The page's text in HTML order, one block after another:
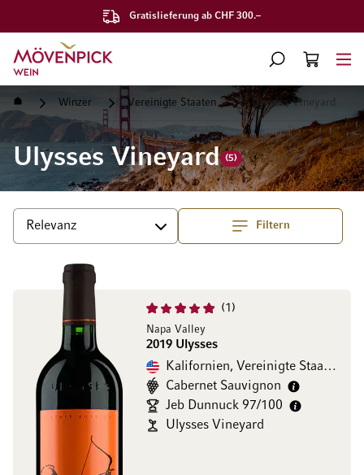
Gratislieferung ab CHF 300.–
Zur Startseite
SUCHE
WARENKORB
Startseite Winzer Vereinigte Staaten Ulysses Vineyard
Ulysses Vineyard (5)
Filtern
SortierenTop
1
Napa Valley
2019 Ulysses
Kalifornien, Vereinigte Staaten
Cabernet Sauvignon
Jeb Dunnuck 97/100
Ulysses Vineyard